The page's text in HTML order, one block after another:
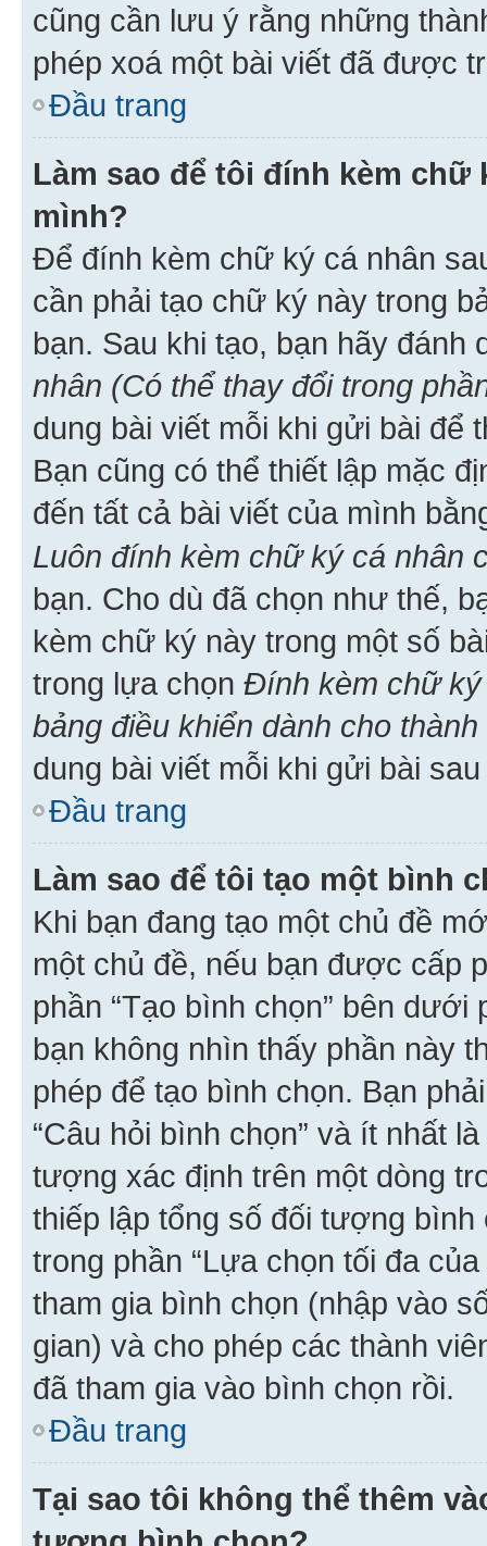
cũng cần lưu ý rằng những
phép xoá một bài viết đã được
Đầu trang
Làm sao để tôi đính kèm chữ
mình?
Để đính kèm chữ ký cá nhân
cần phải tạo chữ ký này trong
bạn. Sau khi tạo, bạn hãy
nhân (Có thể thay đổi trong
dung bài viết mỗi khi gửi bài để
Bạn cũng có thể thiết lập mặc
đến tất cả bài viết của mình
Luôn đính kèm chữ ký cá nhân
bạn. Cho dù đã chọn như thế,
kèm chữ ký này trong một số
trong lựa chọn Đính kèm chữ
bảng điều khiển dành cho
dung bài viết mỗi khi gửi bài sau
Đầu trang
Làm sao để tôi tạo một bình
Khi bạn đang tạo một chủ đề
một chủ đề, nếu bạn được cấp
phần “Tạo bình chọn” bên
bạn không nhìn thấy phần này
phép để tạo bình chọn. Bạn
“Câu hỏi bình chọn” và ít nhất
tượng xác định trên một dòng
thiếp lập tổng số đối tượng
trong phần “Lựa chọn tối đa
tham gia bình chọn (nhập vào
gian) và cho phép các thành
đã tham gia vào bình chọn rồi.
Đầu trang
Tại sao tôi không thể thêm